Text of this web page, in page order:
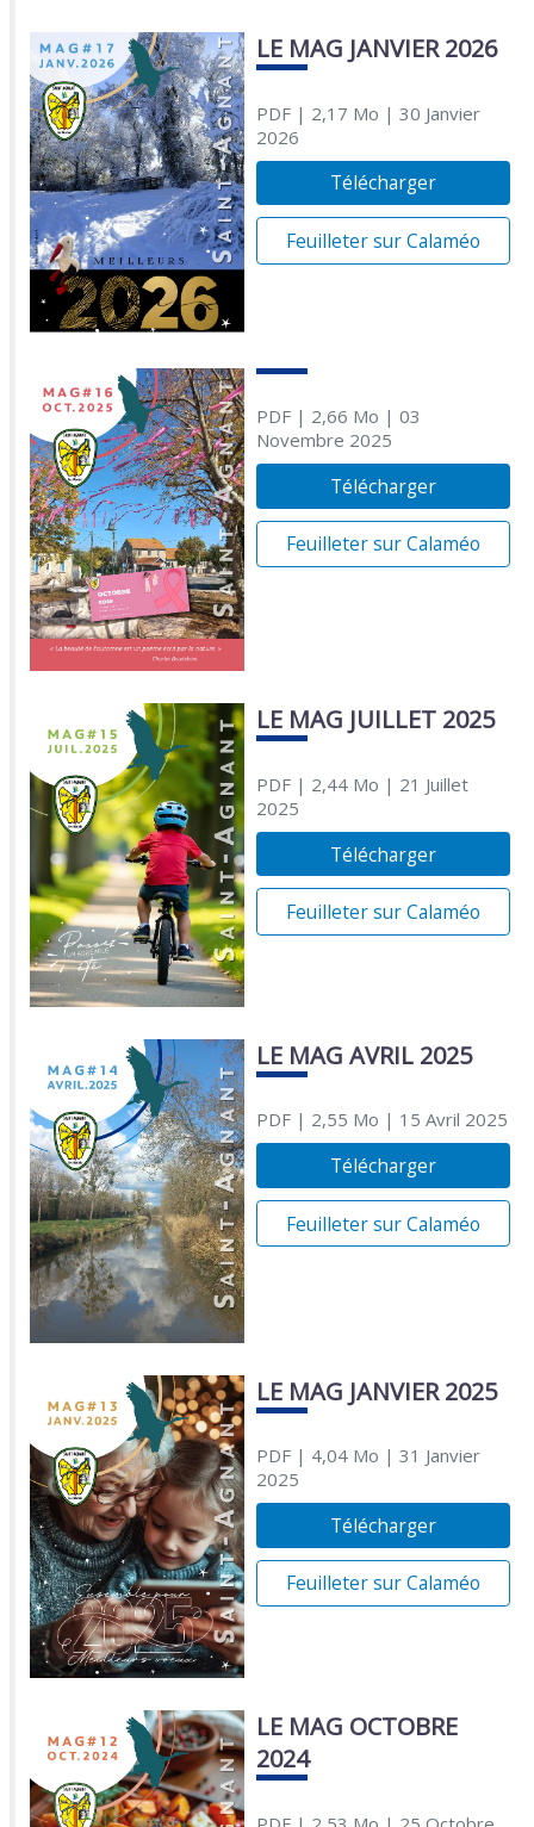
LE MAG JANVIER 2026
PDF| 2,17 Mo | 30 Janvier
2026
Télécharger
Feuilleter sur Calaméo
PDF| 2,66 Mo | 03
Novembre 2025
Télécharger
Feuilleter sur Calaméo
LE MAG JUILLET 2025
PDF| 2,44 Mo | 21 Juillet
2025
Télécharger
Feuilleter sur Calaméo
LE MAG AVRIL 2025
PDF| 2,55 Mo | 15 Avril 2025
Télécharger
Feuilleter sur Calaméo
LE MAG JANVIER 2025
PDF| 4,04 Mo | 31 Janvier
2025
Télécharger
Feuilleter sur Calaméo
LE MAG OCTOBRE
2024